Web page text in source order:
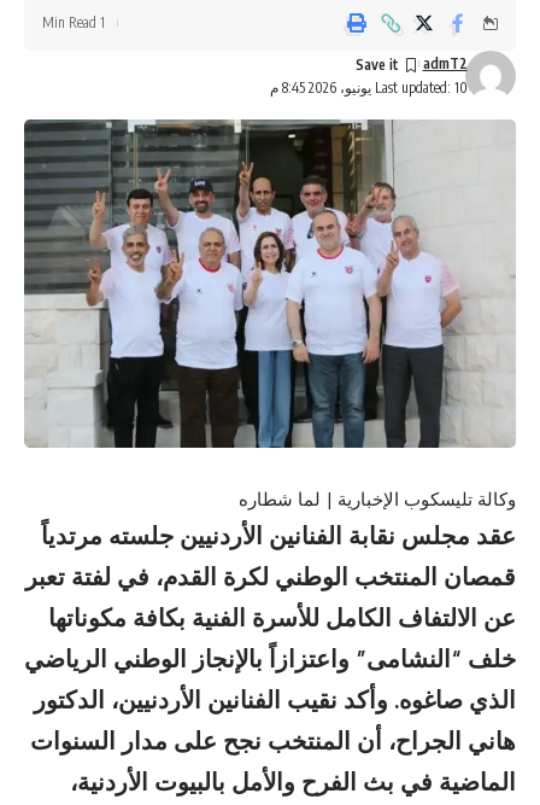
Last updated: 10 يونيو، 2026 8:45 م
admT2
1 Min Read
وكالة تليسكوب الإخبارية | لما شطاره
​عقد مجلس نقابة الفنانين الأردنيين جلسته مرتدياً
قمصان المنتخب الوطني لكرة القدم، في لفتة تعبر
عن الالتفاف الكامل للأسرة الفنية بكافة مكوناتها
خلف “النشامى” واعتزازاً بالإنجاز الوطني الرياضي
الذي صاغوه. وأكد نقيب الفنانين الأردنيين، الدكتور
هاني الجراح، أن المنتخب نجح على مدار السنوات
الماضية في بث الفرح والأمل بالبيوت الأردنية،